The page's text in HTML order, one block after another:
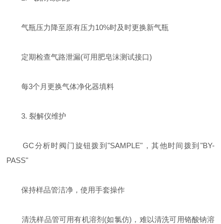
气瓶压力降至原有压力10%时及时更换新气瓶
定期检查气路泄漏(可用肥皂沫测试接口)
每3个月更换气体净化器填料
3. 裂解仪维护
GC分析时阀门旋钮拨到"SAMPLE"，其他时间拨到"BY-
PASS"
保持样品管洁净，使用手套操作
清洗样品管可用有机溶剂(如氯仿)，难以清洗可用铬酸钠溶